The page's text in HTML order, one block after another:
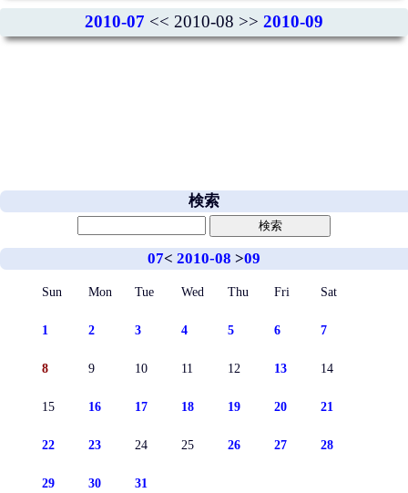
2010-07 << 2010-08 >> 2010-09
検索
07< 2010-08 >09
Sun Mon Tue Wed Thu Fri Sat
1 2 3 4 5 6 7
8 9 10 11 12 13 14
15 16 17 18 19 20 21
22 23 24 25 26 27 28
29 30 31